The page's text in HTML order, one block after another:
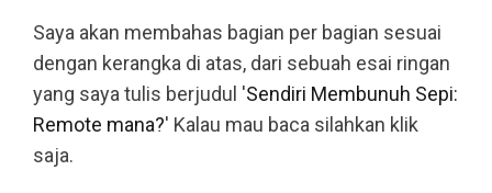
Saya akan membahas bagian per bagian sesuai
dengan kerangka di atas, dari sebuah esai ringan
yang saya tulis berjudul 'Sendiri Membunuh Sepi:
Remote mana?' Kalau mau baca silahkan klik
saja.